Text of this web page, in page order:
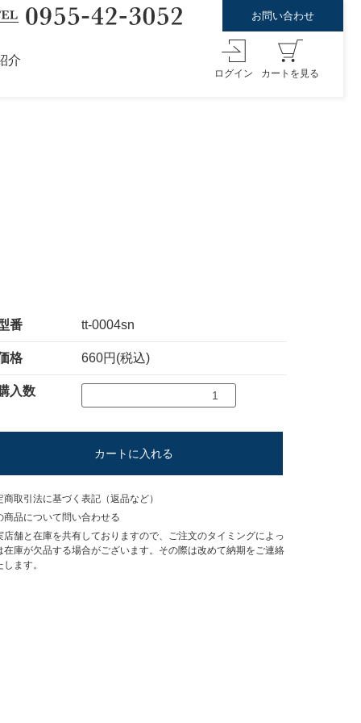
お問い合わせ
介
ログイン カートを見る
番 tt-0004sn
格 660円(税込)
入数
カートに入れる
商取引法に基づく表記（返品など）
商品について問い合わせる
舗と在庫を共有しておりますので、ご注文のタイミングによっ
在庫が欠品する場合がございます。その際は改めて納期をご連絡
します。